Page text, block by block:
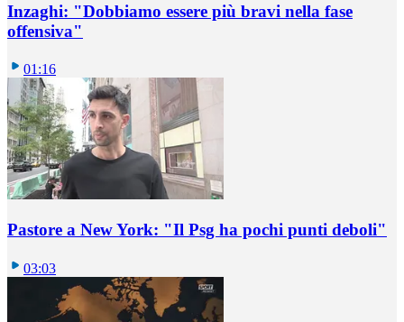
Inzaghi: "Dobbiamo essere più bravi nella fase
offensiva"
01:16
Pastore a New York: "Il Psg ha pochi punti deboli"
03:03